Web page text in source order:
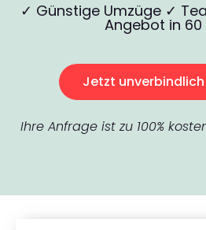
✓ Günstige Umzüge ✓
Angebot in 60
Jetzt
Ihre Anfrage ist zu 100%